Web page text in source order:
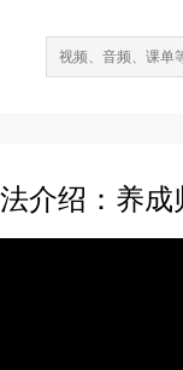
介绍：养